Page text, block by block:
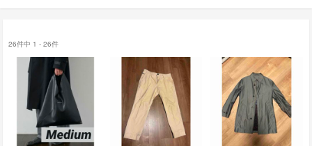
26件中 1 - 26件